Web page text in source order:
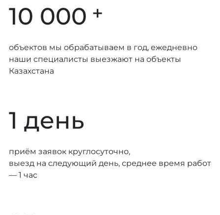
10 000 +
объектов мы обрабатываем в год, ежедневно
наши специалисты выезжают на объекты
Казахстана
1 день
приём заявок круглосуточно,
выезд на следующий день, среднее время работ
— 1 час